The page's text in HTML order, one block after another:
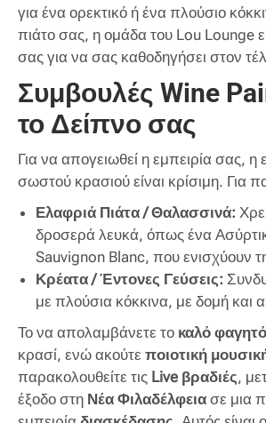
για ένα ορεκτικό ή ένα πλούσιο
πιάτο σας, η ομάδα του Lou Lounge
σας για να σας καθοδηγήσει στον
Συμβουλές Wine
το Δείπνο σας
Για να απογειωθεί η εμπειρία σας, η
σωστού κρασιού είναι κρίσιμη. Για
Ελαφριά Πιάτα / Θαλασσινά:
δροσερά λευκά, όπως ένα
Sauvignon Blanc, που ενισχύουν
Κρέατα / Έντονες Γεύσεις:
με πλούσια κόκκινα, με δομή και
Το να απολαμβάνετε το καλό φαγητό
κρασί, ενώ ακούτε ποιοτική
παρακολουθείτε τις Live βραδιές,
έξοδο στη Νέα Φιλαδέλφεια σε μια